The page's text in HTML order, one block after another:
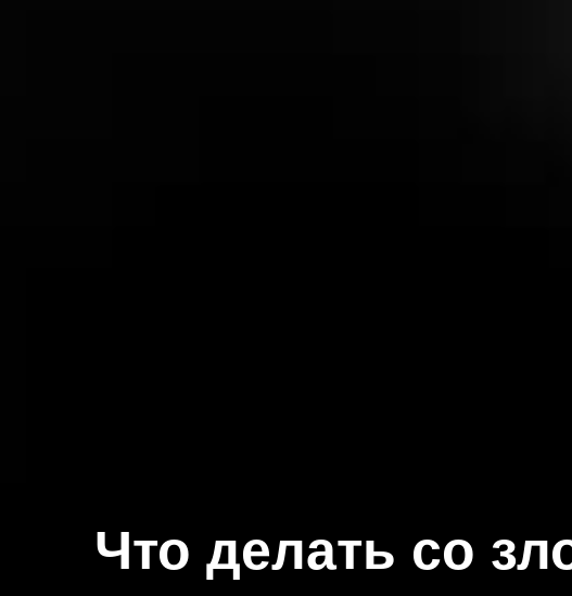
Что делать со